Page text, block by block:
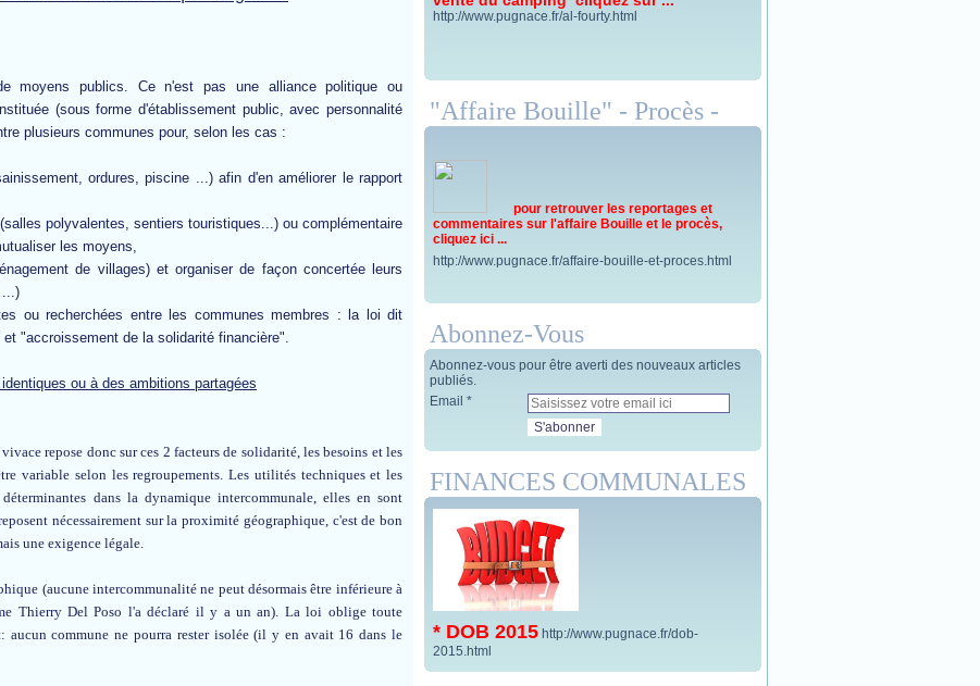
moyens publics. Ce n'est pas une alliance politique ou
(sous forme d'établissement public, avec personnalité
plusieurs communes pour, selon les cas :
ordures, piscine ...) afin d'en améliorer le rapport
polyvalentes, sentiers touristiques...) ou complémentaire
les moyens,
de villages) et organiser de façon concertée leurs
...)
ou recherchées entre les communes membres : la loi dit
"accroissement de la solidarité financière".
ou à des ambitions partagées
repose donc sur ces 2 facteurs de solidarité, les besoins et les
variable selon les regroupements. Les utilités techniques et les
dans la dynamique intercommunale, elles en sont
nécessairement sur la proximité géographique, c'est de bon
une exigence légale.
(aucune intercommunalité ne peut désormais être inférieure à
Thierry Del Poso l'a déclaré il y a un an). La loi oblige toute
aucun commune ne pourra rester isolée (il y en avait 16 dans le
http://www.pugnace.fr/al-fourty.html
"Affaire Bouille" - Procès -
pour retrouver les reportages et
commentaires sur l'affaire Bouille et le procès,
cliquez ici ...
http://www.pugnace.fr/affaire-bouille-et-proces.html
Abonnez-Vous
Abonnez-vous pour être averti des nouveaux articles
publiés.
Email
FINANCES COMMUNALES
* DOB 2015 http://www.pugnace.fr/dob-
2015.html